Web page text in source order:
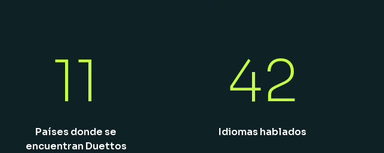
11
Países donde se
encuentran Duettos
42
Idiomas hablados